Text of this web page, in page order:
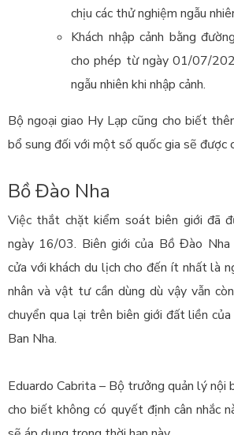
chịu các thử nghiệm ngẫu
Khách nhập cảnh bằng
cho phép từ ngày 01/07/
ngẫu nhiên khi nhập cảnh.
Bộ ngoại giao Hy Lạp cũng cho biết
bổ sung đối với một số quốc gia sẽ được
Bồ Đào Nha
Việc thắt chặt kiểm soát biên giới đã
ngày 16/03. Biên giới của Bồ Đào Nha
cửa với khách du lịch cho đến ít nhất là
nhân và vật tư cần dùng dù vậy vẫn
chuyển qua lại trên biên giới đất liền
Ban Nha.
Eduardo Cabrita – Bộ trưởng quản lý nội
cho biết không có quyết định cân nhắc